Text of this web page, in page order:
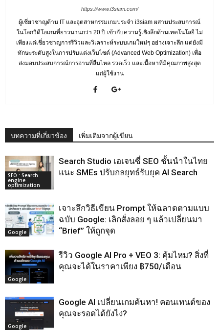
https://www.i3siam.com/
ผู้เชี่ยวชาญด้าน IT และอุตสาหกรรมเกมประจำ i3siam ผสานประสบการณ์
ในโลกวิดีโอเกมที่ยาวนานกว่า 20 ปี เข้ากับความรู้เชิงลึกด้านเทคโนโลยี ไม่
เพียงแต่เชี่ยวชาญการรีวิวและวิเคราะห์ระบบเกมใหม่ๆ อย่างเจาะลึก แต่ยังมี
ทักษะระดับสูงในการปรับแต่งเว็บไซต์ (Advanced Web Optimization) เพื่อ
ส่งมอบประสบการณ์การอ่านที่ลื่นไหล รวดเร็ว และเนื้อหาที่มีคุณภาพสูงสุด
แก่ผู้ใช้งาน
บทความที่เกี่ยวข้อง เพิ่มเติมจากผู้เขียน
SEO : Search
engine
optimization
Search Studio เอเจนซี่ SEO ชั้นนําในไทย
แนะ SMEs ปรับกลยุทธ์รับยุค AI Search
Google
เจาะลึกวิธีเขียน Prompt ให้ฉลาดตามแบบ
ฉบับ Google: เลิกสั่งลอย ๆ แล้วเปลี่ยนมา
“Brief” ให้ถูกจุด
Google
รีวิว Google AI Pro + VEO 3: คุ้มไหม? สิ่งที่
คุณจะได้ในราคาเพียง ฿750/เดือน
Google
Google AI เปลี่ยนเกมค้นหา! คอนเทนต์ของ
คุณจะรอดได้ยังไง?